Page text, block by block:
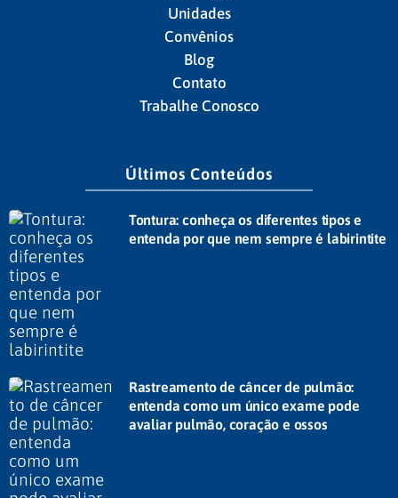
Unidades
Convênios
Blog
Contato
Trabalhe Conosco
Últimos Conteúdos
Tontura: conheça os diferentes tipos e
entenda por que nem sempre é labirintite
Rastreamento de câncer de pulmão:
entenda como um único exame pode
avaliar pulmão, coração e ossos